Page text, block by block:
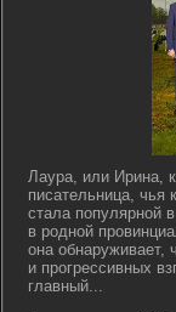
Лаура, или Ирина,
писательница, чья
стала популярной
в родной
она обнаруживает,
и прогрессивных
главный...